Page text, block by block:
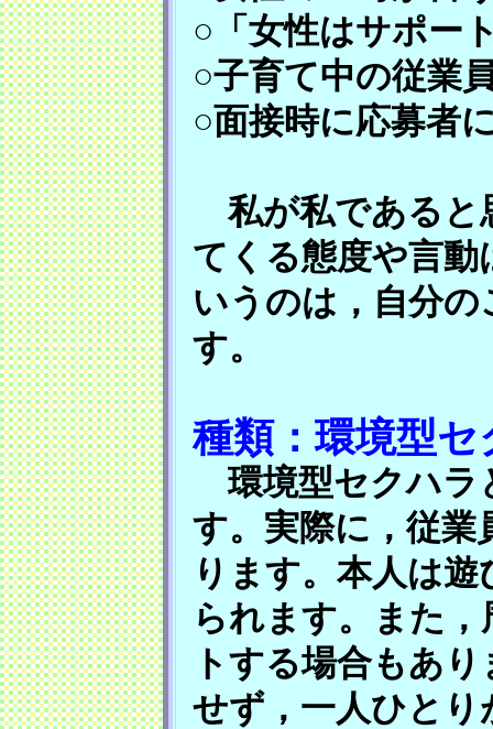
○「女性はサポー
○子育て中の従業
○面接時に応募者
私が私であると
てくる態度や言
いうのは，自分
す。
種類：環境型
環境型セクハラ
す。実際に，従業
ります。本人は
られます。また
トする場合もあ
せず，一人ひとり